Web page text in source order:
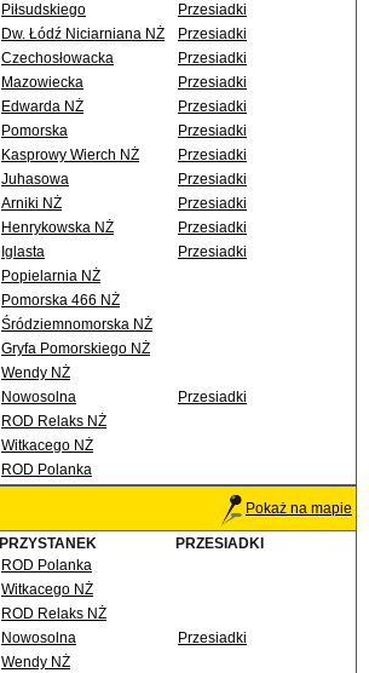
Piłsudskiego
Przesiadki
Dw. Łódź Niciarniana NŻ
Przesiadki
Czechosłowacka
Przesiadki
Mazowiecka
Przesiadki
Edwarda NŻ
Przesiadki
Pomorska
Przesiadki
Kasprowy Wierch NŻ
Przesiadki
Juhasowa
Przesiadki
Arniki NŻ
Przesiadki
Henrykowska NŻ
Przesiadki
Iglasta
Przesiadki
Popielarnia NŻ
Pomorska 466 NŻ
Śródziemnomorska NŻ
Gryfa Pomorskiego NŻ
Wendy NŻ
Nowosolna
Przesiadki
ROD Relaks NŻ
Witkacego NŻ
ROD Polanka
Pokaż na mapie
PRZYSTANEK
PRZESIADKI
ROD Polanka
Witkacego NŻ
ROD Relaks NŻ
Nowosolna
Przesiadki
Wendy NŻ